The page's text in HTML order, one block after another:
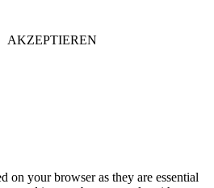
AKZEPTIEREN
on your browser as they are essential